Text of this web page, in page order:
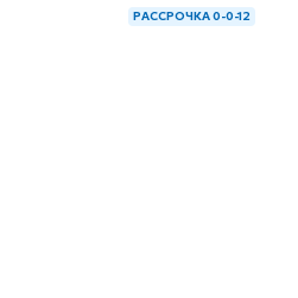
РАССРОЧКА 0-0-12